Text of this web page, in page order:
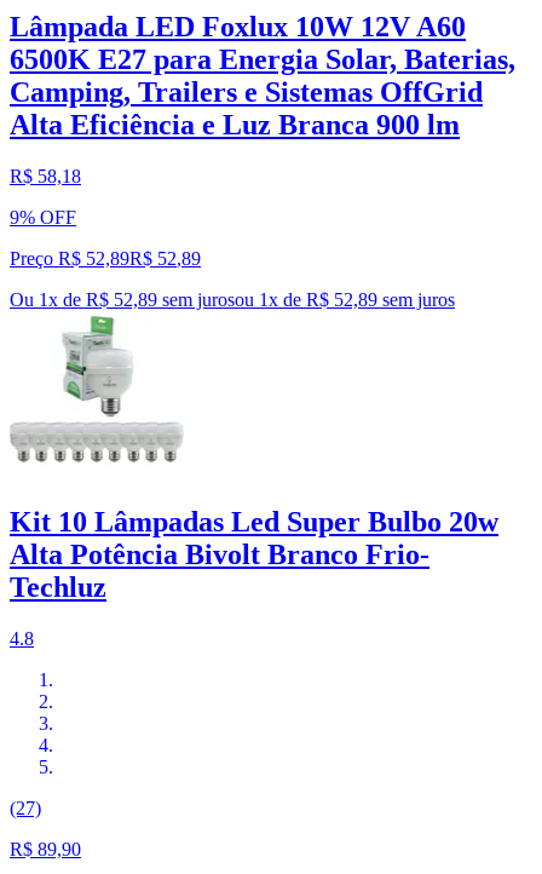
Lâmpada LED Foxlux 10W 12V A60
6500K E27 para Energia Solar, Baterias,
Camping, Trailers e Sistemas OffGrid
Alta Eficiência e Luz Branca 900 lm
R$ 58,18
9% OFF
Preço R$ 52,89R$ 52,89
Ou 1x de R$ 52,89 sem jurosou 1x de R$ 52,89 sem juros
Kit 10 Lâmpadas Led Super Bulbo 20w
Alta Potência Bivolt Branco Frio-
Techluz
4.8
(27)
R$ 89,90